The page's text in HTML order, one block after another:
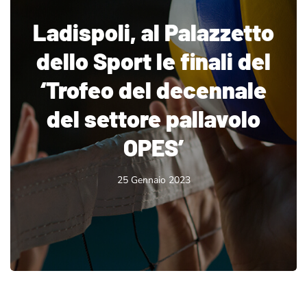
Ladispoli, al Palazzetto
dello Sport le finali del
‘Trofeo del decennale
del settore pallavolo
OPES’
25 Gennaio 2023